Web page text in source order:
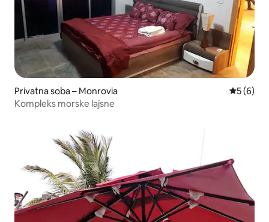
Privatna soba – Monrovia
5 (6)
Kompleks morske lajsne